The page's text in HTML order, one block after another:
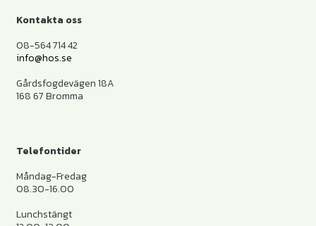
Kontakta oss
08-564 714 42
info@hos.se
Gårdsfogdevägen 18A
168 67 Bromma
Telefontider
Måndag-Fredag
08.30-16.00
Lunchstängt